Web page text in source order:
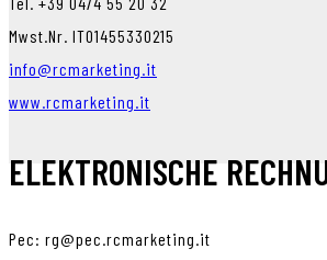
Mwst.Nr. IT01455330215
info@rcmarketing.it
www.rcmarketing.it
ELEKTRONISCHE
Pec: rg@pec.rcmarketing.it